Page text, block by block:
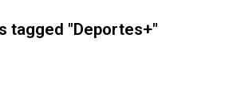
tagged "Deportes+"